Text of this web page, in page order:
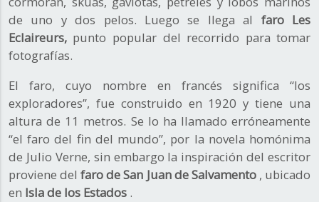
de uno y dos pelos. Luego se llega al faro Les
Eclaireurs,punto popular del recorrido para tomar
fotografías.
El faro, cuyo nombre en francés significa “los
exploradores”, fue construido en 1920 y tiene una
altura de 11 metros. Se lo ha llamado erróneamente
“el faro del fin del mundo”, por la novela homónima
de Julio Verne, sin embargo la inspiración del escritor
proviene delfaro de San Juan de Salvamento, ubicado
en Isla de los Estados.